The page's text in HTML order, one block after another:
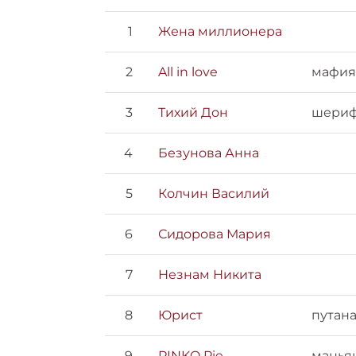
1 Жена миллионера
2 All in love мафия
3 Тихий Дон
4 Безунова Анна
5 Колчин Василий
6 Сидорова Мария
7 Незнам Никита
8 Юрист путана